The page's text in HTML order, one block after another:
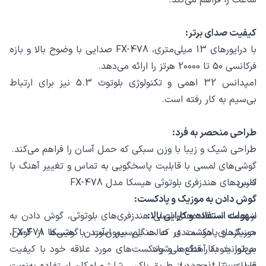
کیفیت صدای برتر:
با درایورهای 13 میلی‌متری، FX-478 صدایی با وضوح بالا و بازه
فرکانسی 50 تا 20000 هرتز را ارائه می‌دهد.
امپدانس 32 اهمی و تکنولوژی بلوتوث 5.3 نیز برای ارتباط
بی‌سیم به کار رفته است.
طراحی منحصر به فرد:
طراحی شیک و زیبا با وزن سبکی که حمل آسان را فراهم می‌کند.
گوشی‌های لمسی با قابلیت پاسخگویی به تماس و تغییر آهنگ با
لمس.
سهولت استفاده و کارایی بالا:
حسگرهای هوشمندی که هنگام بیرون‌آوردن گوشی‌ها از گوش،
به‌طور خودکار قطع می‌شوند.
کاربردهای هندزفری بلوتوثی هیسکا مدل FX-478
گوش دادن به موزیک و پادکست:
از جمله استفاده‌های اصلی هندزفری‌های بلوتوثی، گوش دادن به
موزیک و پادکست در حالت بی‌سیم است. با هیسکا FX-478،
می‌توانید به آهنگ‌ها و پادکست‌های مورد علاقه خود با کیفیت